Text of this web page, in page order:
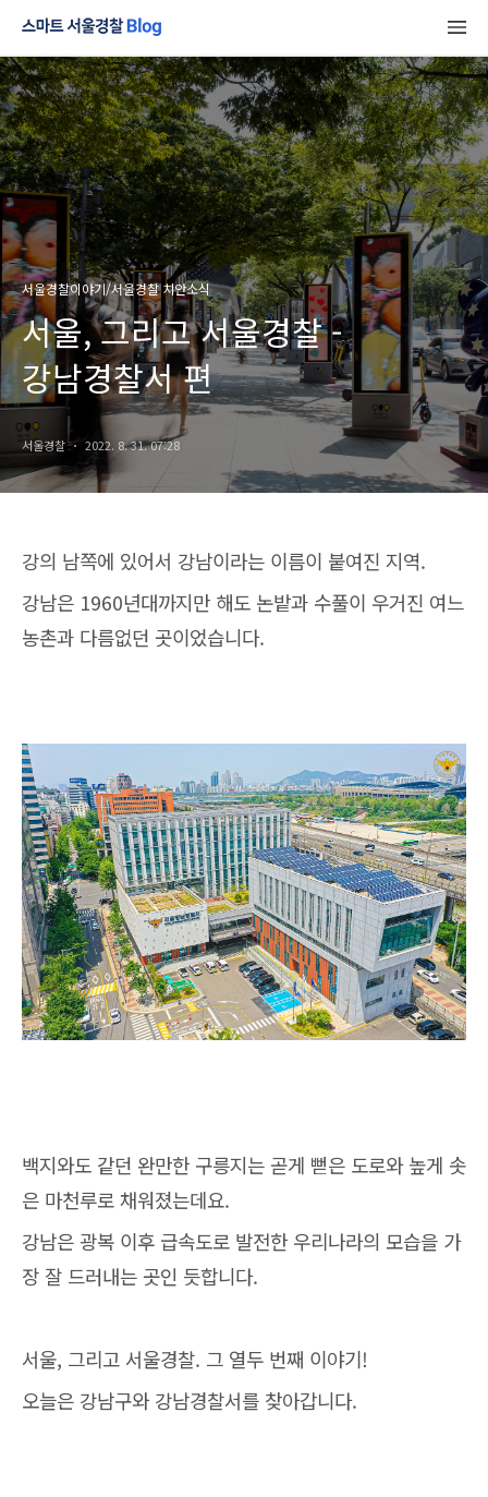
서울경찰이야기/서울경찰 치안소식
서울, 그리고 서울경찰 -
강남경찰서 편
서울경찰 2022. 8. 31. 07:28
강의 남쪽에 있어서 강남이라는 이름이 붙여진 지역.
강남은 1960년대까지만 해도 논밭과 수풀이 우거진 여느
농촌과 다름없던 곳이었습니다.
백지와도 같던 완만한 구릉지는 곧게 뻗은 도로와 높게 솟
은 마천루로 채워졌는데요.
강남은 광복 이후 급속도로 발전한 우리나라의 모습을 가
장 잘 드러내는 곳인 듯합니다.
서울, 그리고 서울경찰. 그 열두 번째 이야기!
오늘은 강남구와 강남경찰서를 찾아갑니다.